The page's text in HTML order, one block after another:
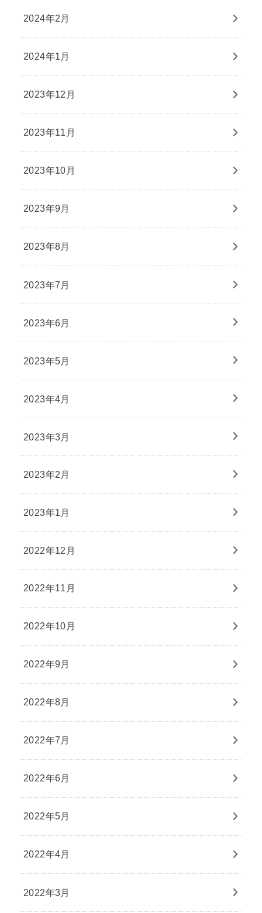
2024年2月
2024年1月
2023年12月
2023年11月
2023年10月
2023年9月
2023年8月
2023年7月
2023年6月
2023年5月
2023年4月
2023年3月
2023年2月
2023年1月
2022年12月
2022年11月
2022年10月
2022年9月
2022年8月
2022年7月
2022年6月
2022年5月
2022年4月
2022年3月